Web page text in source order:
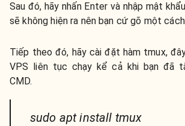
Sau đó, hãy nhấn Enter và nhập mật
sẽ không hiện ra nên bạn cứ gõ một
Tiếp theo đó, hãy cài đặt hàm tmux,
VPS liên tục chạy kể cả khi bạn đã
CMD.
sudo apt install tmux